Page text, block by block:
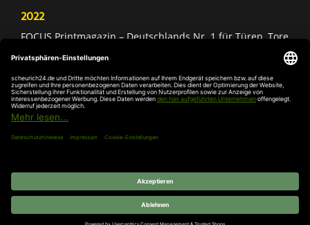
2022
FOCUS Printmagazin – Deutschlands Nr. 1 für Türen, Tore
Deutschland Test – Bester Onlineshop 2022
FOCUS Money – Branchensieger „Rund ums Haus“
DIE WELT – Service-Champion im erlebten Kundenservice
DIE WELT – Branchengewinner Gold-Rang (Türen, Tore &
Antriebe)
© 2026 SCHEURICH GmbH